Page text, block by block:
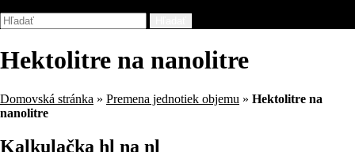
Hektolitre na nanolitre
Domovská stránka » Premena jednotiek objemu » Hektolitre na
nanolitre
Kalkulačka hl na nl